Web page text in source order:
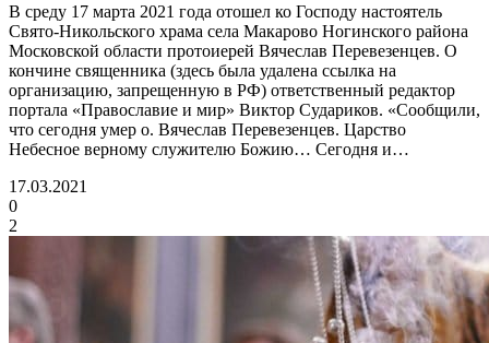
В среду 17 марта 2021 года отошел ко Господу настоятель
Свято-Никольского храма села Макарово Ногинского района
Московской области протоиерей Вячеслав Перевезенцев. О
кончине священника (здесь была удалена ссылка на
организацию, запрещенную в РФ) ответственный редактор
портала «Православие и мир» Виктор Судариков. «Сообщили,
что сегодня умер о. Вячеслав Перевезенцев. Царство
Небесное верному служителю Божию… Сегодня и…
17.03.2021
0
2